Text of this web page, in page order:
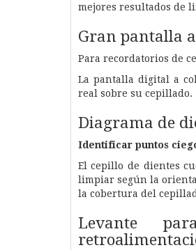
mejores resultados de
Gran pantalla
Para recordatorios de
La pantalla digital a
real sobre su cepillado.
Diagrama de
Identificar puntos
El cepillo de dientes
limpiar según la
la cobertura del
Levante